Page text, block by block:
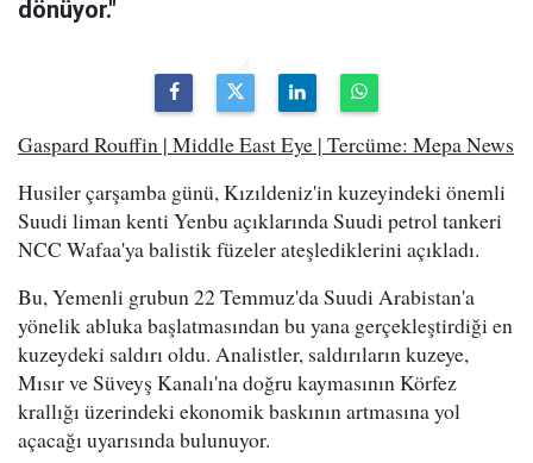
dönüyor."
Gaspard Rouffin | Middle East Eye | Tercüme: Mepa News
Husiler çarşamba günü, Kızıldeniz'in kuzeyindeki önemli
Suudi liman kenti Yenbu açıklarında Suudi petrol tankeri
NCC Wafaa'ya balistik füzeler ateşlediklerini açıkladı.
Bu, Yemenli grubun 22 Temmuz'da Suudi Arabistan'a
yönelik abluka başlatmasından bu yana gerçekleştirdiği en
kuzeydeki saldırı oldu. Analistler, saldırıların kuzeye,
Mısır ve Süveyş Kanalı'na doğru kaymasının Körfez
krallığı üzerindeki ekonomik baskının artmasına yol
açacağı uyarısında bulunuyor.